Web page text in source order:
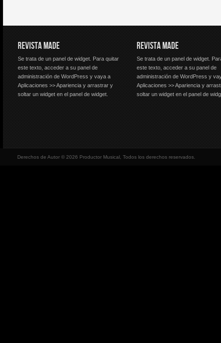
REVISTA MADE
Se trata de un panel de widget. Para quitar
este texto, acceder a su panel de
administración de WordPress y vaya a
Aplicaciones >> Apariencia y arrastrar y
soltar un widget en el panel de widget.
REVISTA MADE
Se trata de un panel de widget.
este texto, acceder a su panel de
administración de WordPress y
Aplicaciones >> Apariencia y
soltar un widget en el panel de
Derechos de Autor © 2026 Productor Musical, Todos los derechos reservados.